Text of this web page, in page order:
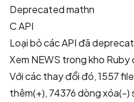
Deprecated mathn
C API
Loại bỏ các API đã
Xem NEWS trong kho Ruby
Với các thay đổi đó, 1557
thêm(+), 74376 dòng xóa(-)